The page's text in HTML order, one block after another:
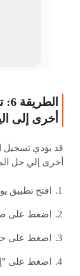
أخرى إلى
قد يؤدي تسجيل
أخرى إلي حل
افتح تطبيق
اضغط على
اضغط على
اضغط على